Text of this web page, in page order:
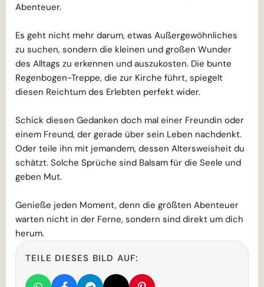
Abenteuer.
Es geht nicht mehr darum, etwas Außergewöhnliches
zu suchen, sondern die kleinen und großen Wunder
des Alltags zu erkennen und auszukosten. Die bunte
Regenbogen-Treppe, die zur Kirche führt, spiegelt
diesen Reichtum des Erlebten perfekt wider.
Schick diesen Gedanken doch mal einer Freundin oder
einem Freund, der gerade über sein Leben nachdenkt.
Oder teile ihn mit jemandem, dessen Altersweisheit du
schätzt. Solche Sprüche sind Balsam für die Seele und
geben Mut.
Genieße jeden Moment, denn die größten Abenteuer
warten nicht in der Ferne, sondern sind direkt um dich
herum.
TEILE DIESES BILD AUF: